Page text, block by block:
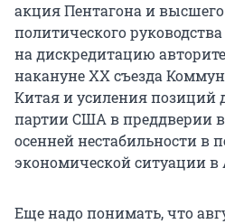
акция Пентагона и
политического
на дискредитацию
накануне XX съезда
Китая и усиления позиций
партии США в преддверии
осенней нестабильности в
экономической ситуации в
Еще надо понимать, что